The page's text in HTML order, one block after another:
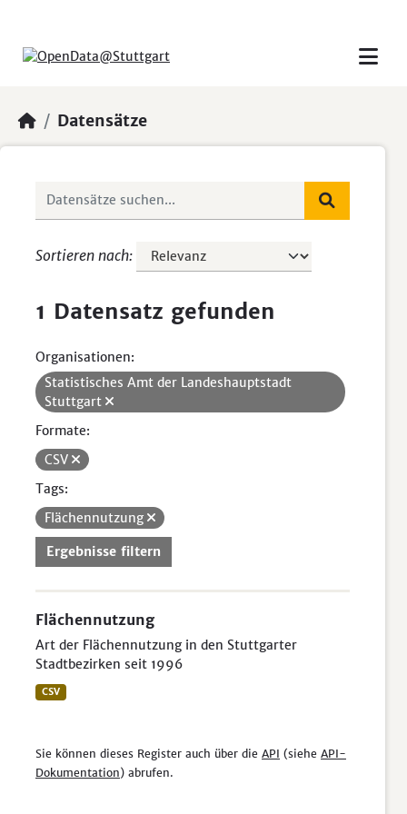
Datensätze
Sortieren nach
1 Datensatz gefunden
Organisationen:
Statistisches Amt der Landeshauptstadt
Stuttgart
Formate:
CSV
Tags:
Flächennutzung
Ergebnisse filtern
Flächennutzung
Art der Flächennutzung in den Stuttgarter
Stadtbezirken seit 1996
CSV
Sie können dieses Register auch über die API (siehe API-
Dokumentation) abrufen.